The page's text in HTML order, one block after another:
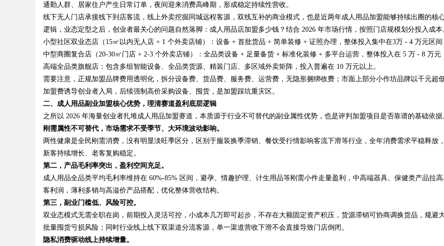
通勤人群、居家住户产生日常订单，夜间迎来消费高峰期，形成稳定持续性营收。
线下无人门店承接线下到店客流，线上外卖挖掘同城远程客源，双线互补的商业模式，也是近两年成人用品加盟能够持续出圈的核
逻辑，业态定型之后，创业者最关心的问题自然落脚：成人用品店加盟多少钱？结合 2026 年市场行情，按照门店规模划分投入成本
小型社区双业态店（15㎡以内无人店 + 1 个外卖店铺）：设备 + 首批货品 + 简单装修 + 证照办理，整体投入集中在3万 - 4 万元区间
中型商圈复合店（20-30㎡门店 + 2-3 个外卖店铺）：全品类设备 + 足量备货 + 标准化装修 + 多平台运营，整体投入在 5 万 - 8 万元
高端全品类旗舰店：包含多组智能设备、全品类货源、精装门店、多区域外卖矩阵，投入普遍在 10 万元以上。
需要注意，正规加盟品牌费用透明化，拆分设备费、货品费、服务费、运营费，无隐形捆绑收费；市面上部分小作坊品牌以千元超
加盟费诱导创业者入局，后续强制高价采购设备、囤货，是加盟踩坑重灾区。
二、成人用品副业加盟核心优势，理清赛道盈利底层逻辑
之所以 2026 年海量创业者扎堆成人用品加盟赛道，本质源于行业不可替代的副业属性优势，也是评判加盟项目是否靠谱的基础依据
刚需属性不可替代，市场需求不受季节、大环境波动影响。
两性健康是全民刚需消费，没有明显淡旺季区分，区别于服装换季滞销、餐饮受行情影响客流下滑等行业，全年消费需求平稳释放，
新客持续增长、老客复购稳定。
第二，产品毛利率突出，盈利空间充足。
成人用品全品类平均毛利率维持在 60%-85% 区间，避孕、情趣护理、计生用品等刚需小件走量盈利，中高端器具、保健类产品拉
客利润，薄利多销与高溢价产品搭配，优化整体营收结构。
第三， 副业门槛低、风险可控。
双业态模式无需全职在岗，前期投入灵活可控，小成本几万即可起步，不存在大额固定资产积压，货源滞销可协商调换货品，规避
批量囤货亏损风险；同时行业线上线下双渠道分流客源，单一渠道营收下滑不会直接导致门店倒闭。
隐私消费驱动线上持续增量。